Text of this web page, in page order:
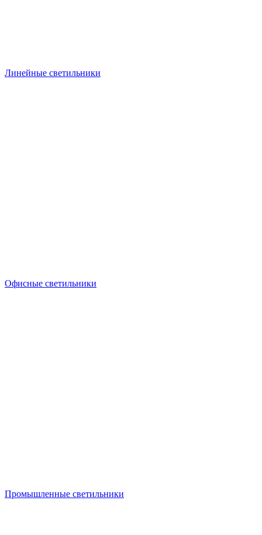
Линейные светильники
Офисные светильники
Промышленные светильники